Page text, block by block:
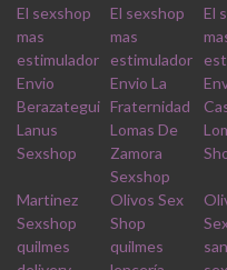
El sexshop
mas
estimulador
El sexshop
mas
estimulador
El
Envio
Berazategui
Envio La
Fraternidad
Lanus
Sexshop
Lomas De
Zamora
Sexshop
Martinez
Sexshop
Olivos Sex
Shop
quilmes
quilmes